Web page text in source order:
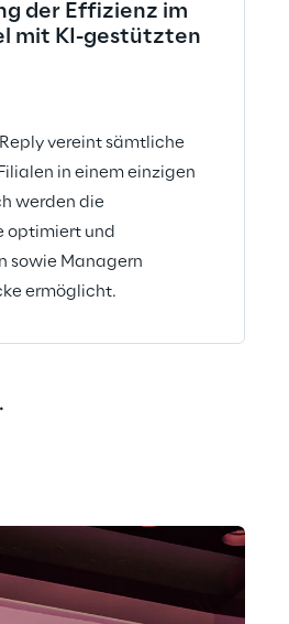
der Effizienz im
mit KI-gestützten
vereint sämtliche
in einem einzigen
werden die
optimiert und
sowie Managern
ermöglicht.